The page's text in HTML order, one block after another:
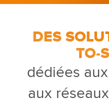
DES
TO-
dédiées
aux